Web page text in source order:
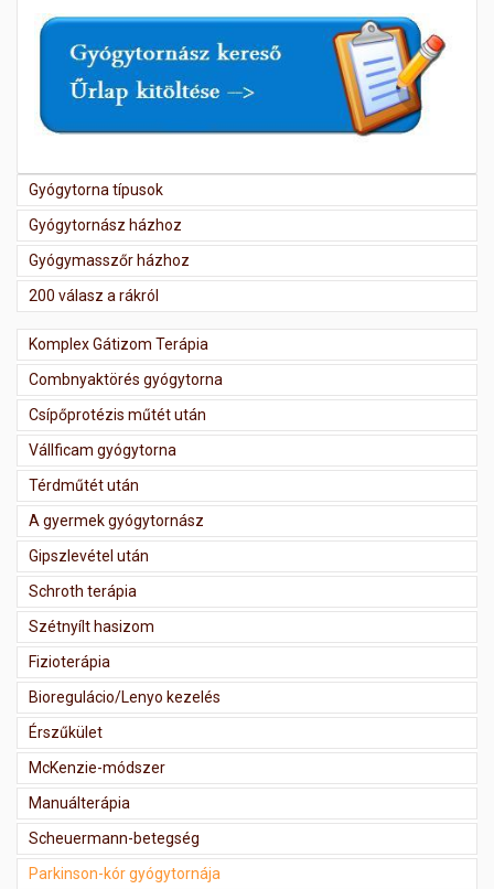
Gyógytorna típusok
Gyógytornász házhoz
Gyógymasszőr házhoz
200 válasz a rákról
Komplex Gátizom Terápia
Combnyaktörés gyógytorna
Csípőprotézis műtét után
Vállficam gyógytorna
Térdműtét után
A gyermek gyógytornász
Gipszlevétel után
Schroth terápia
Szétnyílt hasizom
Fizioterápia
Bioregulácio/Lenyo kezelés
Érszűkület
McKenzie-módszer
Manuálterápia
Scheuermann-betegség
Parkinson-kór gyógytornája